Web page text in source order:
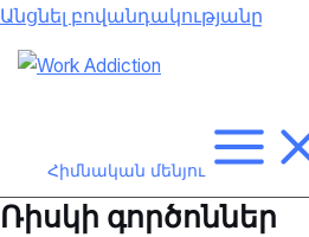
Անցնել բովանդակությանը
Հիմնական մենյու
Ռիսկի գործոններ